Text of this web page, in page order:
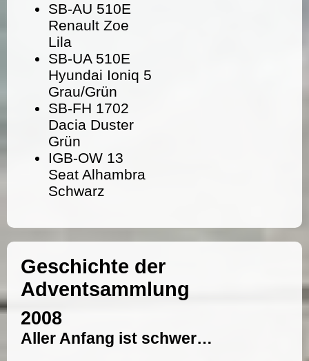
SB-AU 510E
Renault Zoe
Lila
SB-UA 510E
Hyundai Ioniq 5
Grau/Grün
SB-FH 1702
Dacia Duster
Grün
IGB-OW 13
Seat Alhambra
Schwarz
Geschichte der
Adventsammlung
2008
Aller Anfang ist schwer…